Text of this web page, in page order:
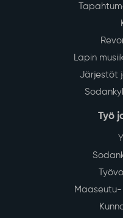
Lapin
Järjestöt
Työ